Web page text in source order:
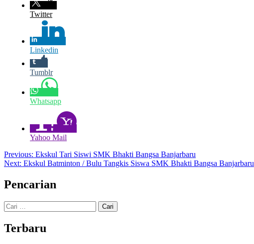
Twitter
Linkedin
Tumblr
Whatsapp
Yahoo Mail
Navigasi
pos
Previous: Ekskul Tari Siswi SMK Bhakti Bangsa Banjarbaru
Next: Ekskul Batminton / Bulu Tangkis Siswa SMK Bhakti Bangsa Banjarbaru
Pencarian
Cari
untuk:
Terbaru